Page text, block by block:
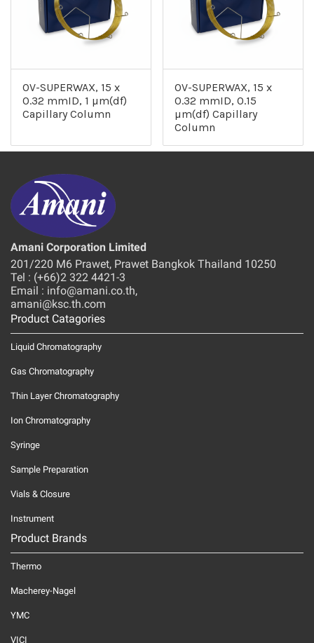
OV-SUPERWAX, 15 x
0.32 mmID, 1 µm(df)
Capillary Column
OV-SUPERWAX, 15 x
0.32 mmID, 0.15
µm(df) Capillary
Column
Amani Corporation Limited
201/220 M6 Prawet, Prawet Bangkok Thailand 10250
Tel : (+66)2 322 4421-3
Email : info@amani.co.th,
amani@ksc.th.com
Product Catagories
Liquid Chromatography
Gas Chromatography
Thin Layer Chromatography
Ion Chromatography
Syringe
Sample Preparation
Vials & Closure
Instrument
Product Brands
Thermo
Macherey-Nagel
YMC
VICI